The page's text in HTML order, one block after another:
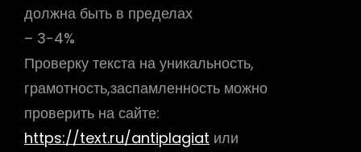
должна быть в пределах
– 3-4%
Проверку текста на уникальность,
грамотность,заспамленность можно
проверить на сайте:
https://text.ru/antiplagiat или